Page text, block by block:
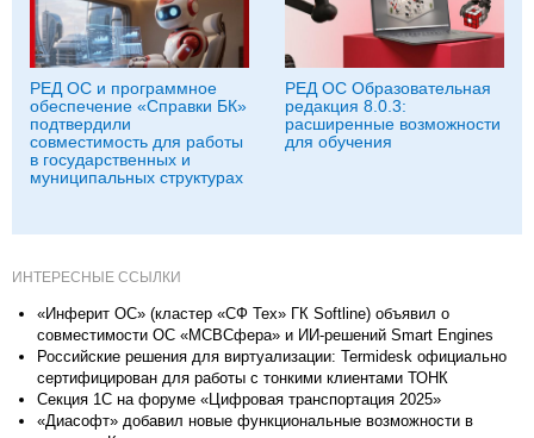
РЕД ОС и программное
обеспечение «Справки БК»
подтвердили
совместимость для работы
в государственных и
муниципальных структурах
РЕД ОС Образовательная
редакция 8.0.3:
расширенные возможности
для обучения
ИНТЕРЕСНЫЕ ССЫЛКИ
«Инферит ОС» (кластер «СФ Тех» ГК Softline) объявил о
совместимости ОС «МСВСфера» и ИИ-решений Smart Engines
Российские решения для виртуализации: Termidesk официально
сертифицирован для работы с тонкими клиентами ТОНК
Секция 1С на форуме «Цифровая транспортация 2025»
«Диасофт» добавил новые функциональные возможности в